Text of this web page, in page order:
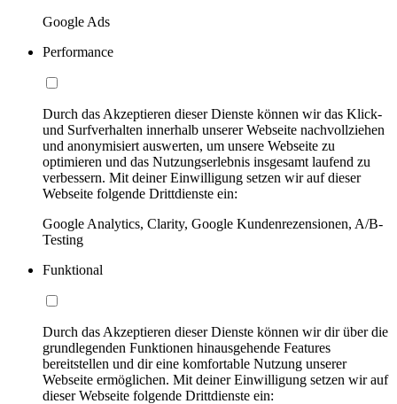
Google Ads
Performance
Durch das Akzeptieren dieser Dienste können wir das Klick-
und Surfverhalten innerhalb unserer Webseite nachvollziehen
und anonymisiert auswerten, um unsere Webseite zu
optimieren und das Nutzungserlebnis insgesamt laufend zu
verbessern. Mit deiner Einwilligung setzen wir auf dieser
Webseite folgende Drittdienste ein:
Google Analytics, Clarity, Google Kundenrezensionen, A/B-
Testing
Funktional
Durch das Akzeptieren dieser Dienste können wir dir über die
grundlegenden Funktionen hinausgehende Features
bereitstellen und dir eine komfortable Nutzung unserer
Webseite ermöglichen. Mit deiner Einwilligung setzen wir auf
dieser Webseite folgende Drittdienste ein: